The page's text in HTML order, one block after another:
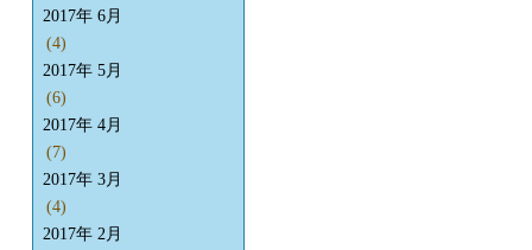
2017年 6月
(4)
2017年 5月
(6)
2017年 4月
(7)
2017年 3月
(4)
2017年 2月